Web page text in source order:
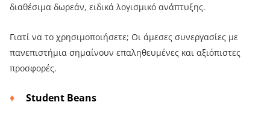
διαθέσιμα δωρεάν, ειδικά λογισμικό ανάπτυξης.
Γιατί να το χρησιμοποιήσετε; Οι άμεσες συνεργασίες με
πανεπιστήμια σημαίνουν επαληθευμένες και αξιόπιστες
προσφορές.
Student Beans